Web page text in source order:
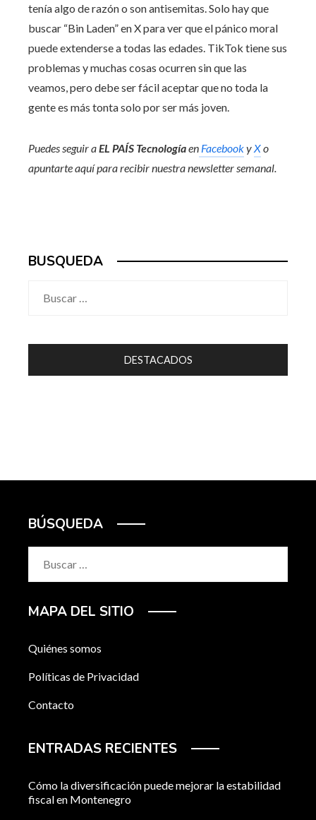
tenía algo de razón o son antisemitas. Solo hay que
buscar “Bin Laden” en X para ver que el pánico moral
puede extenderse a todas las edades. TikTok tiene sus
problemas y muchas cosas ocurren sin que las
veamos, pero debe ser fácil aceptar que no toda la
gente es más tonta solo por ser más joven.
Puedes seguir aEL PAÍS Tecnologíaen FacebookyXo
apuntarte aquí para recibir nuestranewsletter semanal.
BUSQUEDA
DESTACADOS
BÚSQUEDA
MAPA DEL SITIO
Quiénes somos
Políticas de Privacidad
Contacto
ENTRADAS RECIENTES
Cómo la diversificación puede mejorar la estabilidad
fiscal en Montenegro